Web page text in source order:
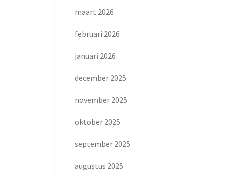
maart 2026
februari 2026
januari 2026
december 2025
november 2025
oktober 2025
september 2025
augustus 2025